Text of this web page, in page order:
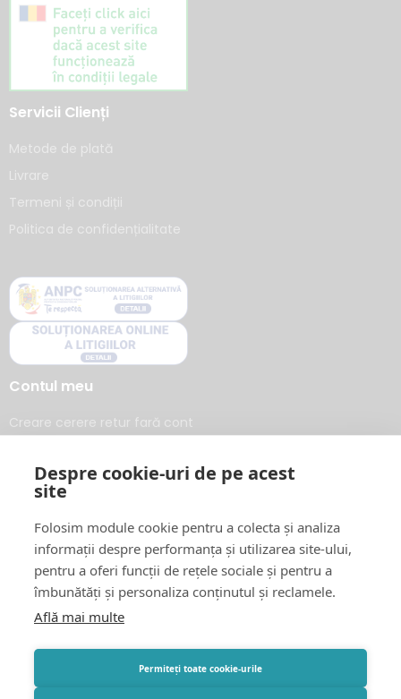
Servicii Clienți
Metode de plată
Livrare
Termeni și condiții
Politica de confidențialitate
Contul meu
Creare cerere retur fară cont
Coșul meu
Favorite
Urmărește comanda mea
ANMDM-Raportează o reacție adversaAtestat pentru
vânzare online:
Despre cookie-uri de pe acest
site
Folosim module cookie pentru a colecta și analiza
informații despre performanța și utilizarea site-ului,
pentru a oferi funcții de rețele sociale și pentru a
îmbunătăți și personaliza conținutul și reclamele.
Află mai multe
Permiteți toate cookie-urile